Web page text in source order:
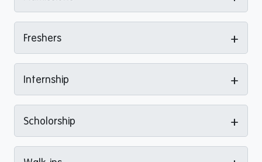
Freshers +
Internship +
Scholorship +